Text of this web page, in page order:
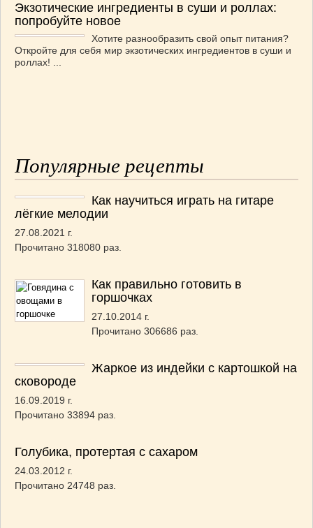
Экзотические ингредиенты в суши и роллах:
попробуйте новое
Хотите разнообразить свой опыт питания?
Откройте для себя мир экзотических ингредиентов в суши и
роллах! ...
Популярные рецепты
Как научиться играть на гитаре
лёгкие мелодии
27.08.2021 г.
Прочитано 318080 раз.
Как правильно готовить в
горшочках
27.10.2014 г.
Прочитано 306686 раз.
Жаркое из индейки с картошкой на
сковороде
16.09.2019 г.
Прочитано 33894 раз.
Голубика, протертая с сахаром
24.03.2012 г.
Прочитано 24748 раз.